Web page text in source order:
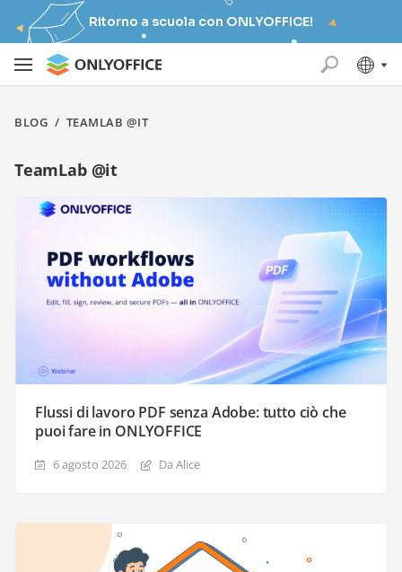
Ritorno a scuola con ONLYOFFICE!
BLOG / TEAMLAB @IT
TeamLab @it
Flussi di lavoro PDF senza Adobe: tutto ciò che
puoi fare in ONLYOFFICE
6 agosto 2026 Da Alice